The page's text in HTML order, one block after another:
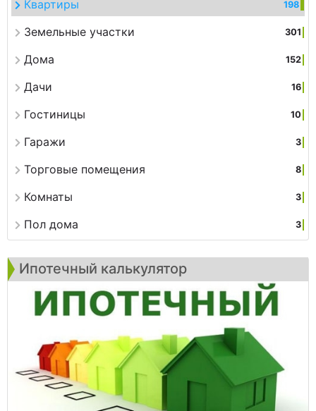
Квартиры 198
Земельные участки 301
Дома 152
Дачи 16
Гостиницы 10
Гаражи 3
Торговые помещения 8
Комнаты 3
Пол дома 3
Ипотечный калькулятор